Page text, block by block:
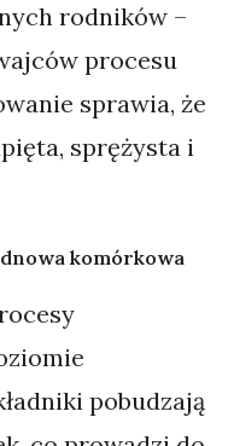
rodników –
procesu
sprawia, że
sprężysta i
komórkowa
pobudzają